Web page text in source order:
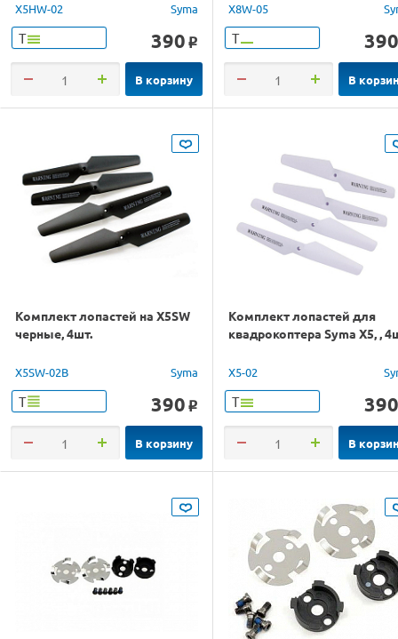
X5HW-02 Syma
Т 390 o
В корзину
X8W-05
Т 390
В
Комплект лопастей на X5SW
черные, 4шт.
X5SW-02B Syma
Т 390 o
В корзину
Комплект лопастей для
квадрокоптера Syma X5, ,
X5-02
Т 390
В